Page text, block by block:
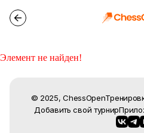
Элемент не найден!
© 2025, ChessOpen
Добавить свой турнир